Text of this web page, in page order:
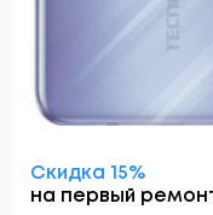
Скидка 15%
на первый